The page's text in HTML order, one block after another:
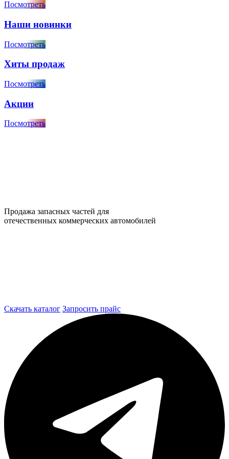
Посмотреть
Наши новинки
Посмотреть
Хиты продаж
Посмотреть
Акции
Посмотреть
Продажа запасных частей для
отечественных коммерческих автомобилей
Скачать каталог Запросить прайс